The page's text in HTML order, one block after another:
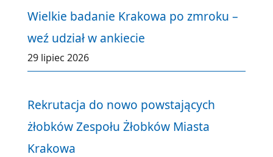
Wielkie badanie Krakowa po zmroku –
weź udział w ankiecie
29 lipiec 2026
Rekrutacja do nowo powstających
żłobków Zespołu Żłobków Miasta
Krakowa